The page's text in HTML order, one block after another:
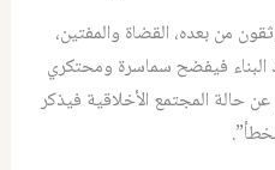
من بعده، القضاة والمفتين،
البناء فيفضح سماسرة ومحتكري
حالة المجتمع الأخلاقية فيذكر